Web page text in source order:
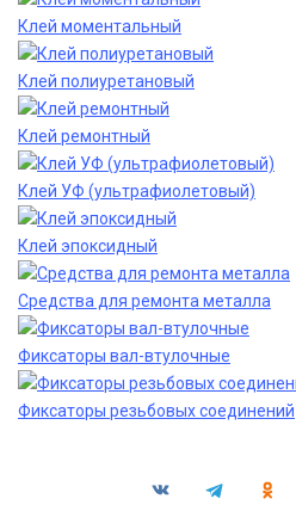
Клей моментальный
Клей полиуретановый
Клей ремонтный
Клей УФ (ультрафиолетовый)
Клей эпоксидный
Средства для ремонта металла
Фиксаторы вал-втулочные
Фиксаторы резьбовых соединений